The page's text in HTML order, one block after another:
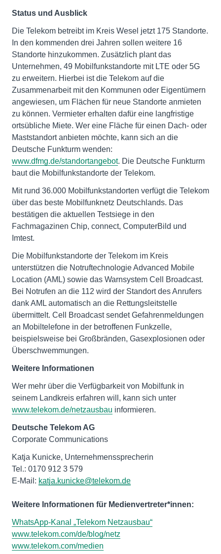
Status und Ausblick
Die Telekom betreibt im Kreis Wesel jetzt 175 Standorte.
In den kommenden drei Jahren sollen weitere 16
Standorte hinzukommen. Zusätzlich plant das
Unternehmen, 49 Mobilfunkstandorte mit LTE oder 5G
zu erweitern. Hierbei ist die Telekom auf die
Zusammenarbeit mit den Kommunen oder Eigentümern
angewiesen, um Flächen für neue Standorte anmieten
zu können. Vermieter erhalten dafür eine langfristige
ortsübliche Miete. Wer eine Fläche für einen Dach- oder
Maststandort anbieten möchte, kann sich an die
Deutsche Funkturm wenden:
www.dfmg.de/standortangebot. Die Deutsche Funkturm
baut die Mobilfunkstandorte der Telekom.
Mit rund 36.000 Mobilfunkstandorten verfügt die Telekom
über das beste Mobilfunknetz Deutschlands. Das
bestätigen die aktuellen Testsiege in den
Fachmagazinen Chip, connect, ComputerBild und
Imtest.
Die Mobilfunkstandorte der Telekom im Kreis
unterstützen die Notruftechnologie Advanced Mobile
Location (AML) sowie das Warnsystem Cell Broadcast.
Bei Notrufen an die 112 wird der Standort des Anrufers
dank AML automatisch an die Rettungsleitstelle
übermittelt. Cell Broadcast sendet Gefahrenmeldungen
an Mobiltelefone in der betroffenen Funkzelle,
beispielsweise bei Großbränden, Gasexplosionen oder
Überschwemmungen.
Weitere Informationen
Wer mehr über die Verfügbarkeit von Mobilfunk in
seinem Landkreis erfahren will, kann sich unter
www.telekom.de/netzausbau informieren.
Deutsche Telekom AG
Corporate Communications
Katja Kunicke, Unternehmenssprecherin
Tel.: 0170 912 3 579
E-Mail: katja.kunicke@telekom.de
Weitere Informationen für Medienvertreter*innen:
WhatsApp-Kanal „Telekom Netzausbau“
www.telekom.com/de/blog/netz
www.telekom.com/medien